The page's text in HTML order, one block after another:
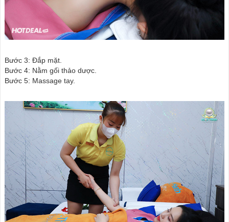
Bước 3: Đắp mặt.
Bước 4: Nằm gối thảo dược.
Bước 5: Massage tay.